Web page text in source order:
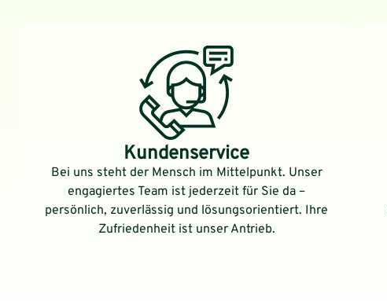
Kundenservice
Bei uns steht der Mensch im Mittelpunkt. Unser
engagiertes Team ist jederzeit für Sie da –
persönlich, zuverlässig und lösungsorientiert. Ihre
Zufriedenheit ist unser Antrieb.